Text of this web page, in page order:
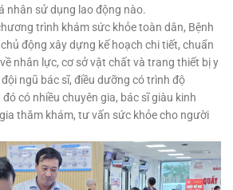
nhân sử dụng lao động nào.
trình khám sức khỏe toàn dân, Bệnh
động xây dựng kế hoạch chi tiết, chuẩn
nhân lực, cơ sở vật chất và trang thiết bị y
ngũ bác sĩ, điều dưỡng có trình độ
có nhiều chuyên gia, bác sĩ giàu kinh
thăm khám, tư vấn sức khỏe cho người